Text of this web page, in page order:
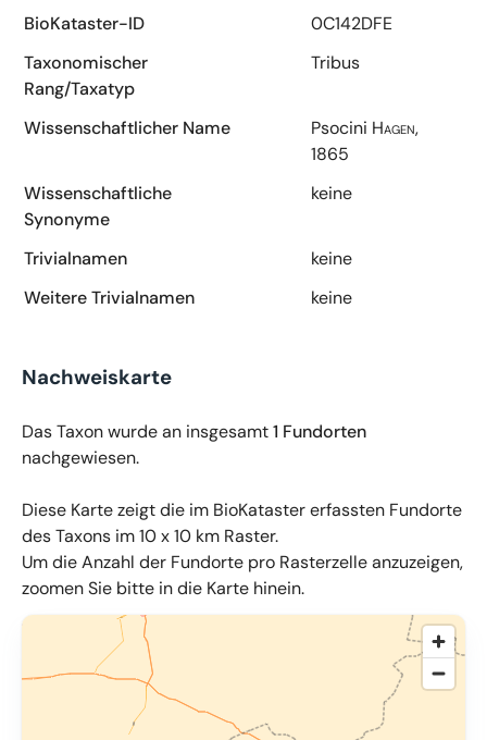
BioKataster-ID
0C142DFE
Taxonomischer
Rang/Taxatyp
Tribus
Wissenschaftlicher Name Psocini Hagen,
1865
Wissenschaftliche
Synonyme
keine
Trivialnamen
keine
Weitere Trivialnamen
keine
Nachweiskarte
Das Taxon wurde an insgesamt1 Fundorten
nachgewiesen.
Diese Karte zeigt die im BioKataster erfassten Fundorte
des Taxons im 10 x 10 km Raster.
Um die Anzahl der Fundorte pro Rasterzelle anzuzeigen,
zoomen Sie bitte in die Karte hinein.
© OpenMapTiles OpenStreetMap